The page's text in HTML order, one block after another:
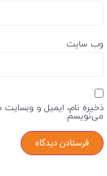
وب‌ سایت
ذخیره نام، ایمیل و وبسایت
می‌نویسم.